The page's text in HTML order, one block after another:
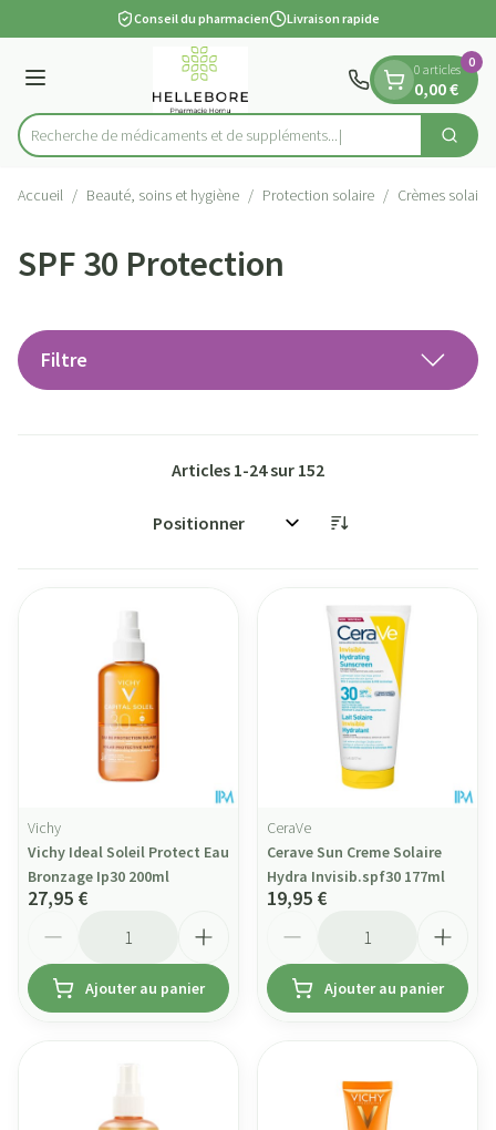
1 de 1 Conseil du pharmacien Livraison rapide
Menu
Rechercher
Recherche de médicaments et de
0 articles
0,00 €
0
Accueil / Beauté, soins et hygiène / Protection solaire / Crèmes solaires
SPF 30 Protection
Filtre
Articles 1-24sur 152
Trier par:
Vichy
Vichy Ideal Soleil Protect Eau
Bronzage Ip30 200ml
27,95 €
Ajouter au panier
CeraVe
Cerave Sun Creme Solaire
Hydra Invisib.spf30 177ml
19,95 €
Ajouter au panier